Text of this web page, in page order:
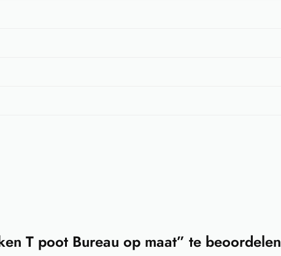
T poot Bureau op maat” te beoordelen